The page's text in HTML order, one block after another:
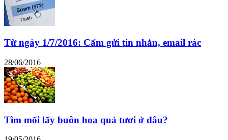
Từ ngày 1/7/2016: Cấm gửi tin nhắn, email rác
28/06/2016
Tìm mối lấy buôn hoa quả tươi ở đâu?